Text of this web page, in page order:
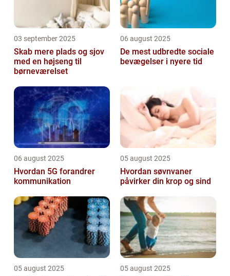
03 september 2025
Skab mere plads og sjov
med en højseng til
børneværelset
06 august 2025
De mest udbredte sociale
bevægelser i nyere tid
06 august 2025
Hvordan 5G forandrer
kommunikation
05 august 2025
Hvordan søvnvaner
påvirker din krop og sind
05 august 2025 05 august 2025